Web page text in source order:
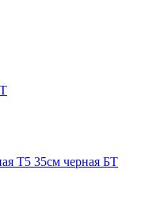
Т5 35см черная БТ